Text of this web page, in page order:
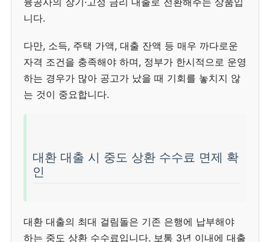
니다.
다만, 소득, 주택 가액, 대출 잔액 등 매우 까다로운
자격 조건을 충족해야 하며, 정부가 한시적으로 운영
하는 경우가 많아 공고가 났을 때 기회를 놓치지 않
는 것이 중요합니다.
대환 대출 시 중도 상환 수수료 면제 확
인
대환 대출의 최대 걸림돌은 기존 은행에 납부해야
하는 중도 상환 수수료입니다. 보통 3년 이내에 대출